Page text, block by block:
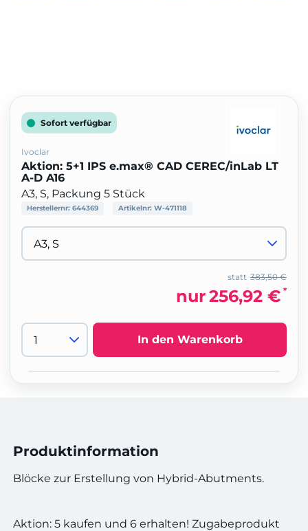
Sofort verfügbar
Ivoclar
Aktion: 5+1 IPS e.max® CAD CEREC/inLab LT
A-D A16
A3, S, Packung 5 Stück
Herstellernr: 644369 Artikelnr: W-471118
383,50 €
statt
nur256,92 € *
In den Warenkorb
Produktinformation
Blöcke zur Erstellung von Hybrid-Abutments.
Aktion: 5 kaufen und 6 erhalten! Zugabeprodukt